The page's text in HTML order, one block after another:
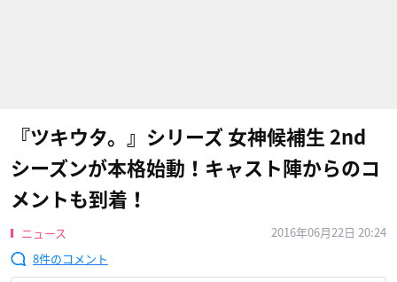
『ツキウタ。』シリーズ 女神候補生 2nd
シーズンが本格始動！キャスト陣からのコ
メントも到着！
ニュース
2016年06月22日 20:24
8